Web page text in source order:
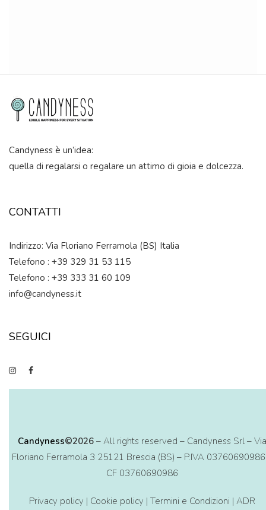
Candyness è un’idea:
quella di regalarsi o regalare un attimo di gioia e dolcezza.
CONTATTI
Indirizzo: Via Floriano Ferramola (BS) Italia
Telefono : +39 329 31 53 115
Telefono : +39 333 31 60 109
info@candyness.it
SEGUICI
Candyness©2026– All rights reserved – Candyness Srl – Via
Floriano Ferramola 3 25121 Brescia (BS) – P.IVA
CF 03760690986
Privacy policy | Cookie policy | Termini e Condizioni | ADR